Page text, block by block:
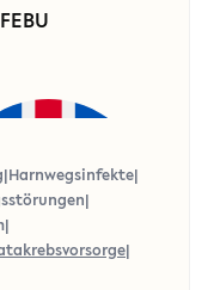
|Harnwegsinfekte|
|
|
|